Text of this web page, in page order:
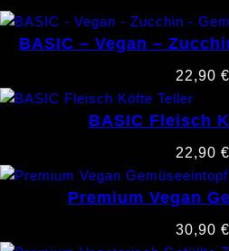
BASIC – Vegan –
22,90 €
BASIC Fleisch
22,90 €
Premium Vegan
30,90 €